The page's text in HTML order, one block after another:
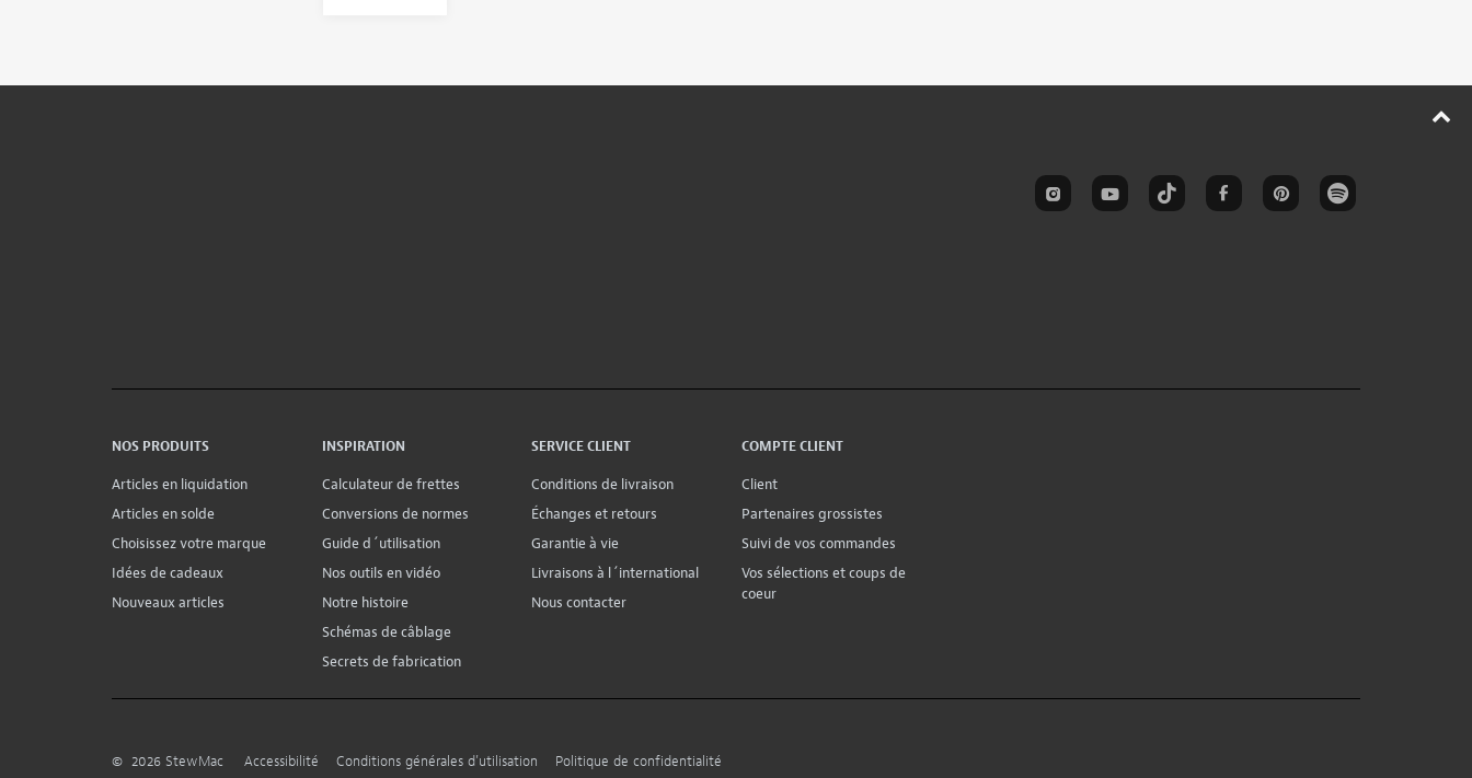
NOS PRODUITS
Articles en liquidation
Articles en solde
Choisissez votre marque
Idées de cadeaux
Nouveaux articles
INSPIRATION
Calculateur de frettes
Conversions de normes
Guide d´utilisation
Nos outils en vidéo
Notre histoire
Schémas de câblage
Secrets de fabrication
SERVICE CLIENT
Conditions de livraison
Échanges et retours
Garantie à vie
Livraisons à l´international
Nous contacter
COMPTE CLIENT
Client
Partenaires grossistes
Suivi de vos commandes
Vos sélections et coups de
coeur
© 2026 StewMac Accessibilité Conditions générales d’utilisation Politique de confidentialité